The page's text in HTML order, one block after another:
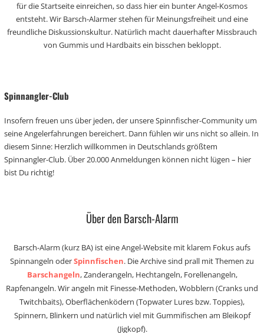
für die Startseite einreichen, so dass hier ein bunter Angel-Kosmos
entsteht. Wir Barsch-Alarmer stehen für Meinungsfreiheit und eine
freundliche Diskussionskultur. Natürlich macht dauerhafter Missbrauch
von Gummis und Hardbaits ein bisschen bekloppt.
Spinnangler-Club
Insofern freuen uns über jeden, der unsere Spinnfischer-Community um
seine Angelerfahrungen bereichert. Dann fühlen wir uns nicht so allein. In
diesem Sinne: Herzlich willkommen in Deutschlands größtem
Spinnangler-Club. Über 20.000 Anmeldungen können nicht lügen – hier
bist Du richtig!
Über den Barsch-Alarm
Barsch-Alarm (kurz BA) ist eine Angel-Website mit klarem Fokus aufs
Spinnangeln oderSpinnfischen. Die Archive sind prall mit Themen zu
Barschangeln, Zanderangeln, Hechtangeln, Forellenangeln,
Rapfenangeln. Wir angeln mit Finesse-Methoden, Wobblern (Cranks und
Twitchbaits), Oberflächenködern (Topwater Lures bzw. Toppies),
Spinnern, Blinkern und natürlich viel mit Gummifischen am Bleikopf
(Jigkopf).